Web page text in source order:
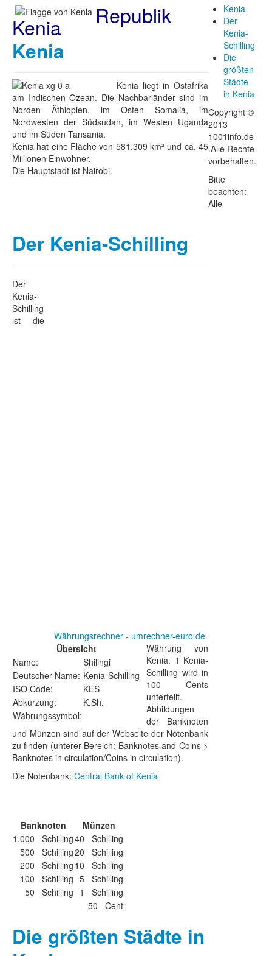
Republik
Kenia
Kenia
Kenia liegt in Ostafrika
am Indischen Ozean. Die Nachbarländer sind im
Norden Äthiopien, im Osten Somalia, im
Nordwesten der Südsudan, im Westen Uganda
und im Süden Tansania.
Kenia hat eine Fläche von 581.309 km² und ca. 45
Millionen Einwohner.
Die Hauptstadt ist Nairobi.
Der Kenia-Schilling
Währungsrechner - umrechner-euro.de
Übersicht
Name:
Shilingi
Deutscher Name: Kenia-Schilling
ISO Code:
KES
Abkürzung:
K.Sh.
Währungssymbol:
Der
Kenia-
Schilling
ist die
Währung von
Kenia. 1 Kenia-
Schilling wird in
100 Cents
unterteilt.
Abbildungen
der Banknoten
und Münzen sind auf der Webseite der Notenbank
zu finden (unterer Bereich: Banknotes and Coins >
Banknotes in circulation/Coins in circulation).
Die Notenbank: Central Bank of Kenia
Banknoten
Münzen
1.000 Schilling40 Schilling
500 Schilling20 Schilling
200 Schilling 10 Schilling
100 Schilling 5 Schilling
50 Schilling 1 Schilling
50 Cent
Die größten Städte in
Kenia
Der
Kenia-
Schilling
Die
größten
Städte
in Kenia
Copyright ©
2013
1001info.de
.Alle Rechte
vorbehalten.
Bitte
beachten:
Alle